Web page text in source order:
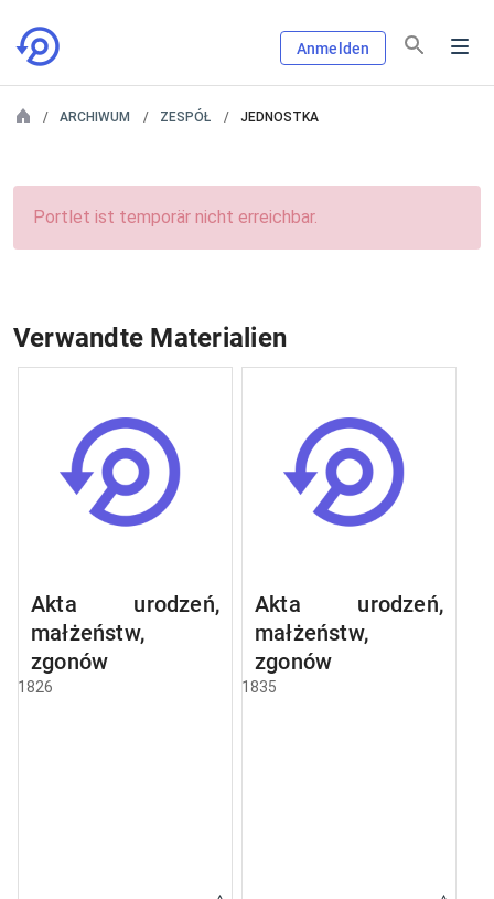
Anmelden
ARCHIWUM ZESPÓŁ JEDNOSTKA
Portlet ist temporär nicht erreichbar.
Verwandte Materialien
Akta urodzeń,
małżeństw,
zgonów
1826
Akta urodzeń,
małżeństw,
zgonów
1835